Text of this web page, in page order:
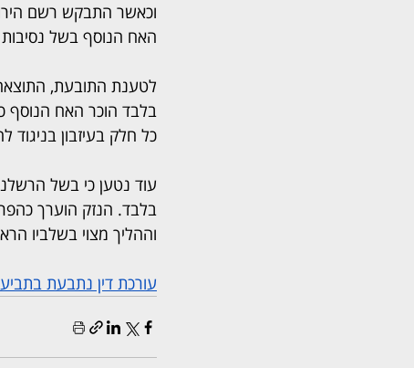
וכאשר התבקש רשם
האח הנוסף בשל
לטענת התובעת,
בלבד הוכר האח הנוסף
כל חלק בעיזבון
עוד נטען כי בשל
וההליך מצוי בשלביו
עורכת דין נתבעת בתביעה בסך 884 אלף שקל בטענה